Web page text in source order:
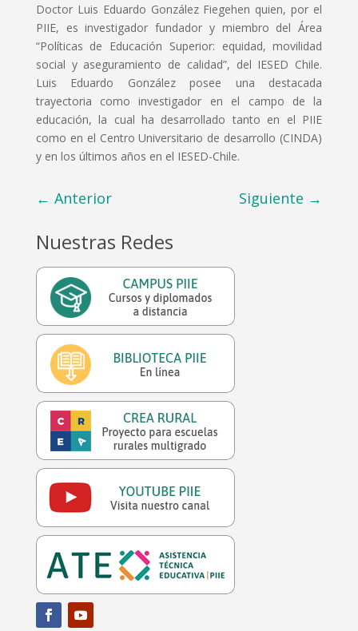
Doctor Luis Eduardo González Fiegehen quien, por el
PIIE, es investigador fundador y miembro del Área
“Políticas de Educación Superior: equidad, movilidad
social y aseguramiento de calidad”, del IESED Chile.
Luis Eduardo González posee una destacada
trayectoria como investigador en el campo de la
educación, la cual ha desarrollado tanto en el PIIE
como en el Centro Universitario de desarrollo (CINDA)
y en los últimos años en el IESED-Chile.
← Anterior Siguiente →
Nuestras Redes